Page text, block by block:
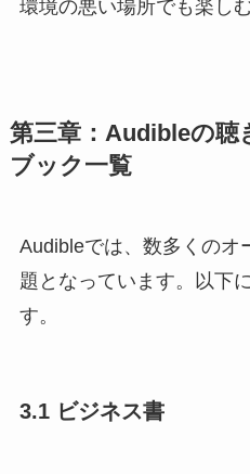
環境の悪い場所でも楽し
第三章：Audibleの聴
ブック一覧
Audibleでは、数多くのオ
題となっています。以下
す。
3.1 ビジネス書